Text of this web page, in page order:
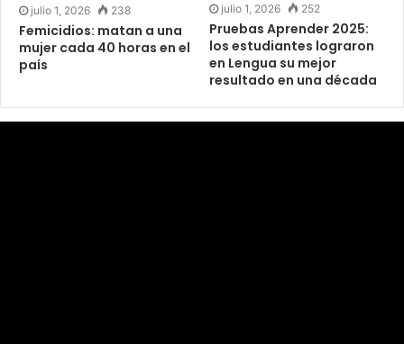
julio 1, 2026 238
Femicidios: matan a una
mujer cada 40 horas en el
país
julio 1, 2026 252
Pruebas Aprender 2025:
los estudiantes lograron
en Lengua su mejor
resultado en una década